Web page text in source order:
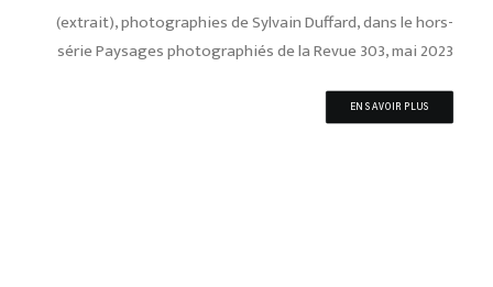
(extrait), photographies de Sylvain Duffard, dans le hors-
série Paysages photographiés de la Revue 303, mai 2023
EN SAVOIR PLUS